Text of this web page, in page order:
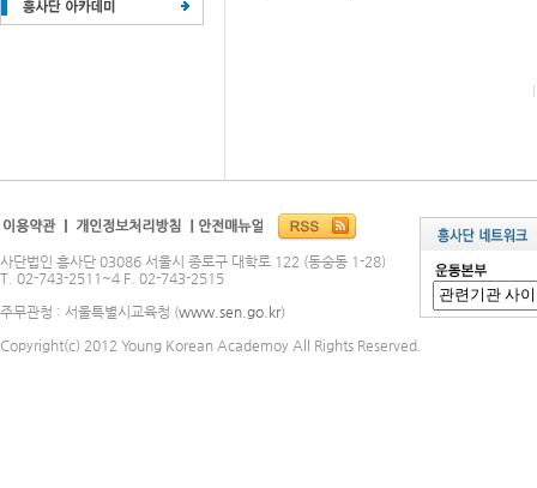
사단법인 흥사단 03086 서울시 종로구 대학로 122 (동숭동 1-28)
T. 02-743-2511~4 F. 02-743-2515
주무관청 : 서울특별시교육청 (www.sen.go.kr)
Copyright(c) 2012 Young Korean Academoy All Rights Reserved.